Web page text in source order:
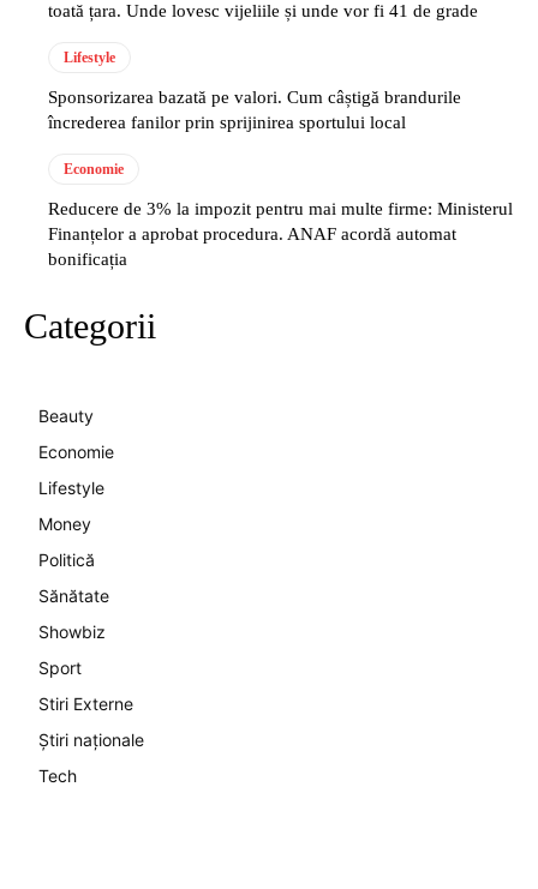
toată țara. Unde lovesc vijeliile și unde vor fi 41 de grade
Lifestyle
Sponsorizarea bazată pe valori. Cum câștigă brandurile
încrederea fanilor prin sprijinirea sportului local
Economie
Reducere de 3% la impozit pentru mai multe firme: Ministerul
Finanțelor a aprobat procedura. ANAF acordă automat
bonificația
Categorii
Beauty
Economie
Lifestyle
Money
Politică
Sănătate
Showbiz
Sport
Stiri Externe
Știri naționale
Tech